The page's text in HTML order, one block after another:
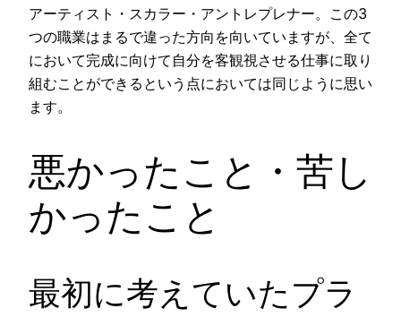
アーティスト・スカラー・アントレプレナー。この3
つの職業はまるで違った方向を向いていますが、全て
において完成に向けて自分を客観視させる仕事に取り
組むことができるという点においては同じように思い
ます。
悪かったこと・苦し
かったこと
最初に考えていたプラ